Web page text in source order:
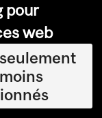
pour
web